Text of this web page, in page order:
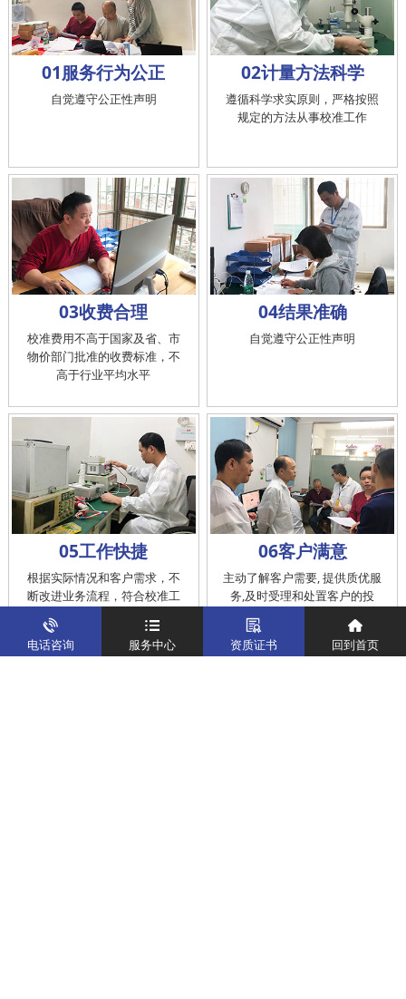
01服务行为公正
自觉遵守公正性声明
02计量方法科学
遵循科学求实原则，严格按照
规定的方法从事校准工作
03收费合理
校准费用不高于国家及省、市
物价部门批准的收费标准，不
高于行业平均水平
04结果准确
自觉遵守公正性声明
05工作快捷
根据实际情况和客户需求，不
断改进业务流程，符合校准工
作在服务的时间标准内完成
06客户满意
主动了解客户需要, 提供质优服
务,及时受理和处置客户的投
诉，提供快捷、方便的后续服
电话咨询 服务中心 资质证书 回到首页